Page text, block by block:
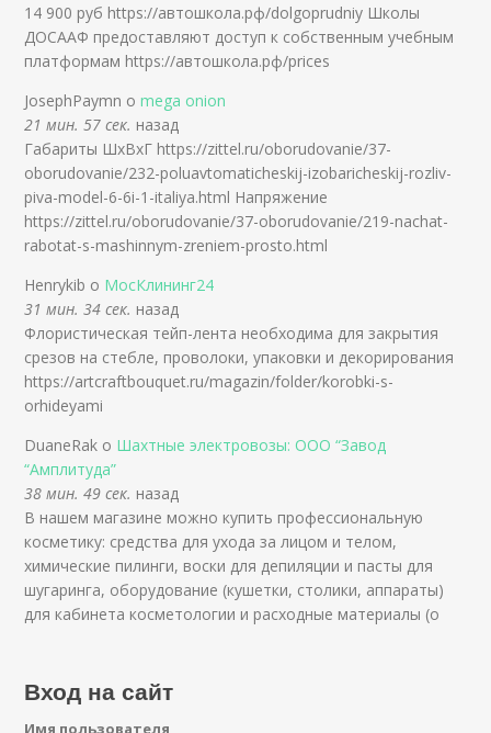
14 900 руб https://автошкола.рф/dolgoprudniy Школы
ДОСААФ предоставляют доступ к собственным учебным
платформам https://автошкола.рф/prices
JosephPaymn оmega onion
21 мин. 57 сек. назад
Габариты ШхВхГ https://zittel.ru/oborudovanie/37-
oborudovanie/232-poluavtomaticheskij-izobaricheskij-rozliv-
piva-model-6-6i-1-italiya.html Напряжение
https://zittel.ru/oborudovanie/37-oborudovanie/219-nachat-
rabotat-s-mashinnym-zreniem-prosto.html
Henrykib о МосКлининг24
31 мин. 34 сек. назад
Флористическая тейп-лента необходима для закрытия
срезов на стебле, проволоки, упаковки и декорирования
https://artcraftbouquet.ru/magazin/folder/korobki-s-
orhideyami
DuaneRak о Шахтные электровозы: ООО “Завод
“Амплитуда”
38 мин. 49 сек. назад
В нашем магазине можно купить профессиональную
косметику: средства для ухода за лицом и телом,
химические пилинги, воски для депиляции и пасты для
шугаринга, оборудование (кушетки, столики, аппараты)
для кабинета косметологии и расходные материалы (о
Вход на сайт
Имя пользователя